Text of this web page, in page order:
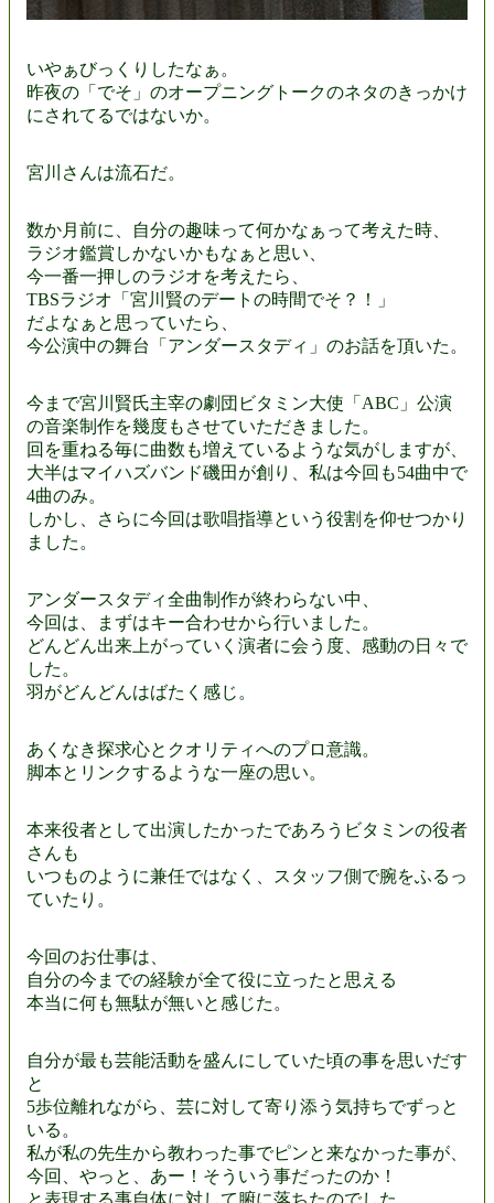
いやぁびっくりしたなぁ。
昨夜の「でそ」のオープニングトークのネタのきっかけ
にされてるではないか。
宮川さんは流石だ。
数か月前に、自分の趣味って何かなぁって考えた時、
ラジオ鑑賞しかないかもなぁと思い、
今一番一押しのラジオを考えたら、
TBSラジオ「宮川賢のデートの時間でそ？！」
だよなぁと思っていたら、
今公演中の舞台「アンダースタディ」のお話を頂いた。
今まで宮川賢氏主宰の劇団ビタミン大使「ABC」公演
の音楽制作を幾度もさせていただきました。
回を重ねる毎に曲数も増えているような気がしますが、
大半はマイハズバンド磯田が創り、私は今回も54曲中で
4曲のみ。
しかし、さらに今回は歌唱指導という役割を仰せつかり
ました。
アンダースタディ全曲制作が終わらない中、
今回は、まずはキー合わせから行いました。
どんどん出来上がっていく演者に会う度、感動の日々で
した。
羽がどんどんはばたく感じ。
あくなき探求心とクオリティへのプロ意識。
脚本とリンクするような一座の思い。
本来役者として出演したかったであろうビタミンの役者
さんも
いつものように兼任ではなく、スタッフ側で腕をふるっ
ていたり。
今回のお仕事は、
自分の今までの経験が全て役に立ったと思える
本当に何も無駄が無いと感じた。
自分が最も芸能活動を盛んにしていた頃の事を思いだす
と
5歩位離れながら、芸に対して寄り添う気持ちでずっと
いる。
私が私の先生から教わった事でピンと来なかった事が、
今回、やっと、あー！そういう事だったのか！